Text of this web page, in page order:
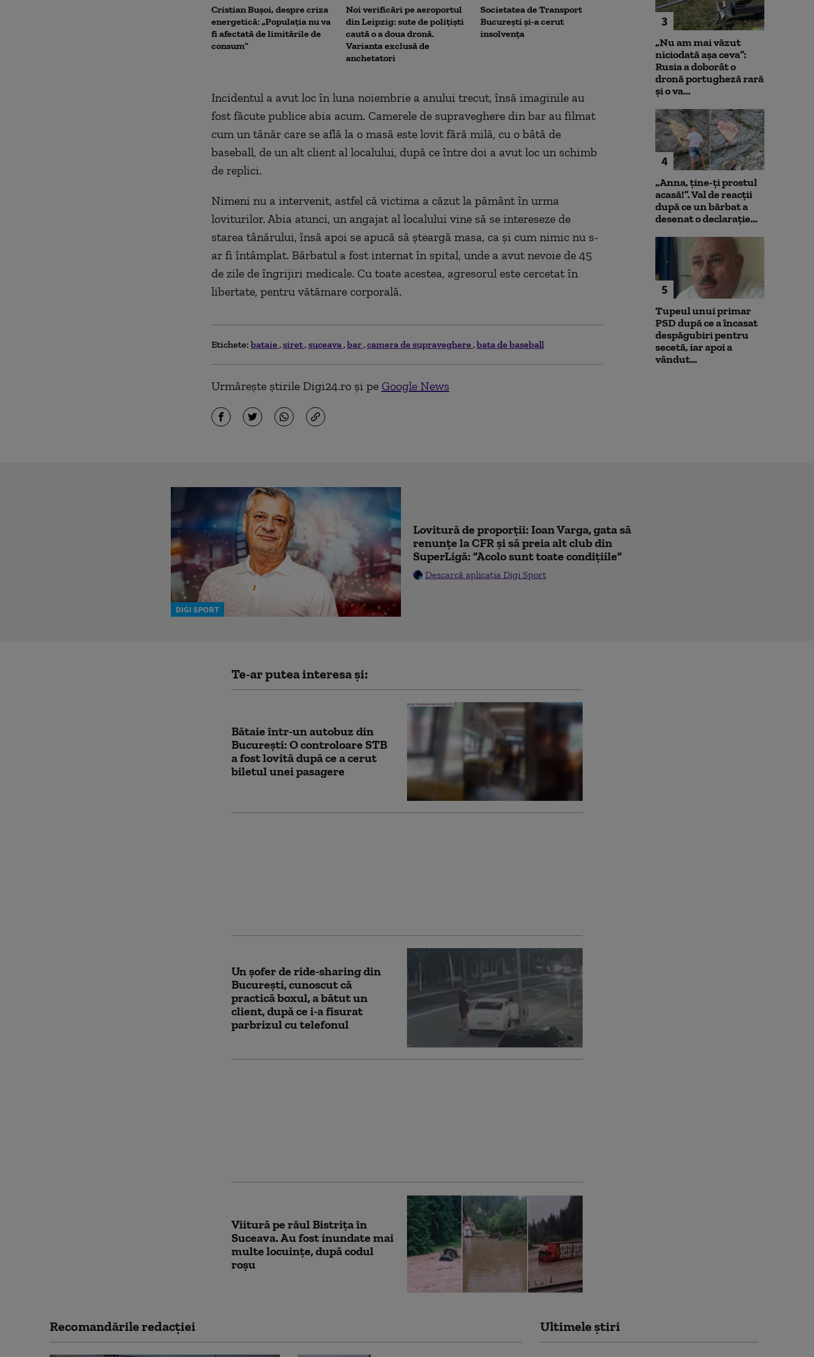
Cristian Bușoi, despre criza
energetică: „Populația nu va
fi afectată de limitările de
consum”
Noi verificări pe aeroportul
din Leipzig: sute de polițiști
caută o a doua dronă.
Varianta exclusă de
anchetatori
Societatea de Transport
București și-a cerut
insolvența
Avertisment de la Bruxelles
după scandalul centralelor
pe cărbune: „Blocarea
angajamentelor din PNRR
poate avea consecințe
financiare”
Noua lege a
deschide
parteneriatul
Incidentul a avut loc în luna noiembrie a anului trecut, însă imaginile au
fost făcute publice abia acum. Camerele de supraveghere din bar au filmat
cum un tânăr care se află la o masă este lovit fără milă, cu o bâtă de
baseball, de un alt client al localului, după ce între doi a avut loc un schimb
de replici.
Nimeni nu a intervenit, astfel că victima a căzut la pământ în urma
loviturilor. Abia atunci, un angajat al localului vine să se intereseze de
starea tânărului, însă apoi se apucă să şteargă masa, ca şi cum nimic nu s-
ar fi întâmplat. Bărbatul a fost internat în spital, unde a avut nevoie de 45
de zile de îngrijiri medicale. Cu toate acestea, agresorul este cercetat în
libertate, pentru vătămare corporală.
Etichete: bataie siret suceava bar camera de supraveghere bata de baseball
Urmărește știrile Digi24.ro și pe Google News
3
„Nu am mai văzut
niciodată așa ceva”:
Rusia a doborât o
dronă portugheză rară
și o va...
4
„Anna, ţine-ţi prostul
acasă!”. Val de reacții
după ce un bărbat a
desenat o declarație...
5
Tupeul unui primar
PSD după ce a încasat
despăgubiri pentru
secetă, iar apoi a
vândut...
DIGI SPORT
Lovitură de proporții: Ioan Varga, gata să
renunțe la CFR și să preia alt club din
SuperLigă: ”Acolo sunt toate condițiile”
Descarcă aplicația Digi Sport
Te-ar putea interesa și:
Bătaie într-un autobuz din
București: O controloare STB
a fost lovită după ce a cerut
biletul unei pasagere
Un şofer de ride-sharing din
București, cunoscut că
practică boxul, a bătut un
client, după ce i-a fisurat
parbrizul cu telefonul
Viitură pe râul Bistrița în
Suceava. Au fost inundate mai
multe locuințe, după codul
roșu
Recomandările redacţiei Ultimele știri